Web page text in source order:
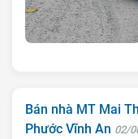
Bán nhà MT Mai
Phước Vĩnh An 02/